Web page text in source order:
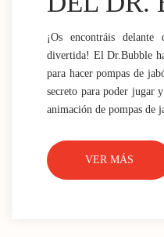
¡Os encontráis
divertida! El Dr.Bubble
para hacer pompas de
secreto para poder jugar
animación de pompas de
VER MÁS